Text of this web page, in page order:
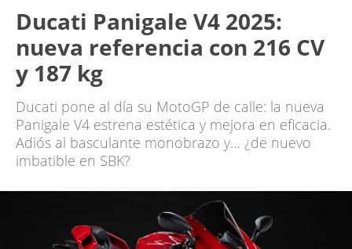
Ducati Panigale V4 2025:
nueva referencia con 216 CV
y 187 kg
Ducati pone al día su MotoGP de calle: la nueva
Panigale V4 estrena estética y mejora en eficacia.
Adiós al basculante monobrazo y… ¿de nuevo
imbatible en SBK?